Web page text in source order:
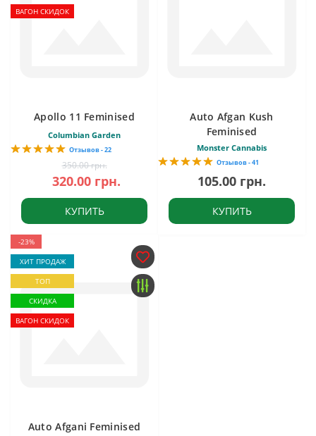
ВАГОН СКИДОК
Apollo 11 Feminised
Columbian Garden
Отзывов - 22
350.00 грн.
320.00 грн.
КУПИТЬ
Auto Afgan Kush
Feminised
Monster Cannabis
Отзывов - 41
105.00 грн.
КУПИТЬ
-23%
ХИТ ПРОДАЖ
ТОП
СКИДКА
ВАГОН СКИДОК
Auto Afgani Feminised